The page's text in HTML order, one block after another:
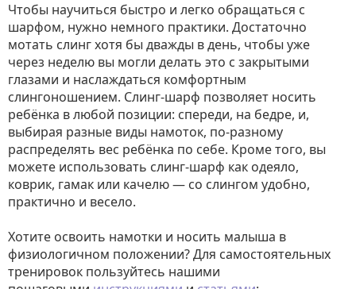
Чтобы научиться быстро и легко обращаться с
шарфом, нужно немного практики. Достаточно
мотать слинг хотя бы дважды в день, чтобы уже
через неделю вы могли делать это с закрытыми
глазами и наслаждаться комфортным
слингоношением. Слинг-шарф позволяет носить
ребёнка в любой позиции: спереди, на бедре, и,
выбирая разные виды намоток, по-разному
распределять вес ребёнка по себе. Кроме того, вы
можете использовать слинг-шарф как одеяло,
коврик, гамак или качелю — со слингом удобно,
практично и весело.
Хотите освоить намотки и носить малыша в
физиологичном положении? Для самостоятельных
тренировок пользуйтесь нашими